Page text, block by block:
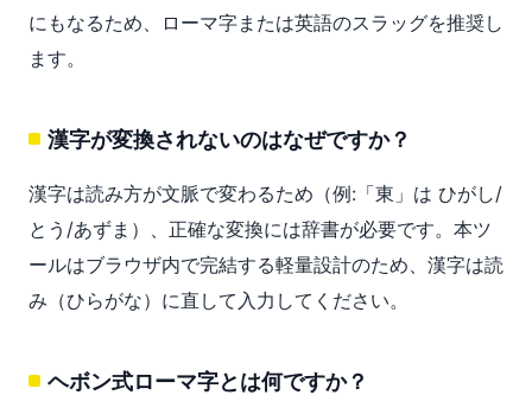
にもなるため、ローマ字または英語のスラッグを推奨し
ます。
漢字が変換されないのはなぜですか？
漢字は読み方が文脈で変わるため（例:「東」は ひがし/
とう/あずま）、正確な変換には辞書が必要です。本ツ
ールはブラウザ内で完結する軽量設計のため、漢字は読
み（ひらがな）に直して入力してください。
ヘボン式ローマ字とは何ですか？